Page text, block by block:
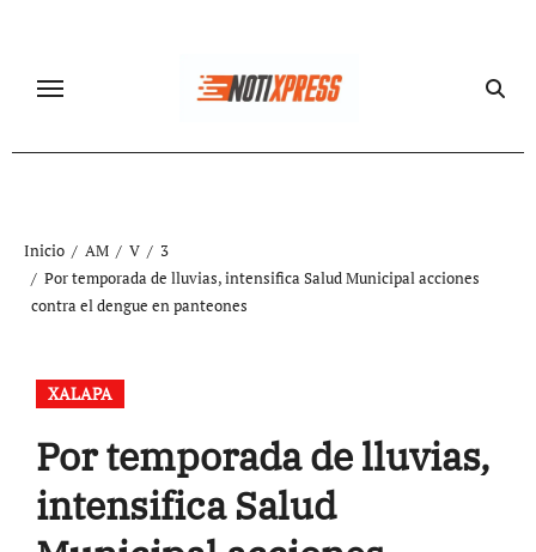
contenido
Inicio AM V
3
Por temporada de lluvias, intensifica Salud Municipal acciones
contra el dengue en panteones
XALAPA
Por temporada de lluvias,
intensifica Salud